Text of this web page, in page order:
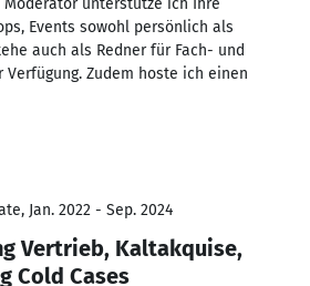
Events sowohl persönlich als
auch als Redner für Fach- und
Verfügung. Zudem hoste ich einen
Jan. 2022 - Sep. 2024
Vertrieb, Kaltakquise,
Cold Cases